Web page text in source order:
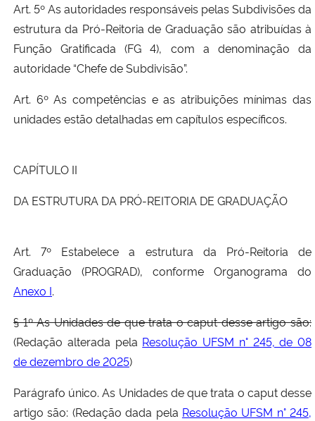
Art. 5º As autoridades responsáveis pelas Subdivisões da
estrutura da Pró-Reitoria de Graduação são atribuídas à
Função Gratificada (FG 4), com a denominação da
autoridade “Chefe de Subdivisão”.
Art. 6º As competências e as atribuições mínimas das
unidades estão detalhadas em capítulos específicos.
CAPÍTULO II
DA ESTRUTURA DA PRÓ-REITORIA DE GRADUAÇÃO
Art. 7º Estabelece a estrutura da Pró-Reitoria de
Graduação (PROGRAD), conforme Organograma do
Anexo I.
§ 1º As Unidades de que trata o caput desse artigo são:
(Redação alterada pela Resolução UFSM n° 245, de 08
de dezembro de 2025)
Parágrafo único. As Unidades de que trata o caput desse
artigo são: (Redação dada pela Resolução UFSM n° 245,